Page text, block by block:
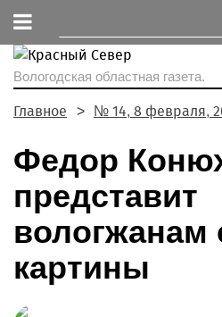
Вологодская областная газета.
Главное № 14, 8 февраля,
Федор
представит
вологжанам
картины